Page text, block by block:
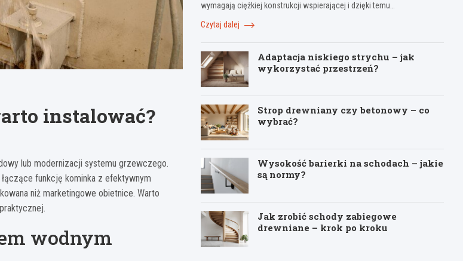
instalować?
lub modernizacji systemu grzewczego.
funkcję kominka z efektywnym
niż marketingowe obietnice. Warto
wodnym
wymagają ciężkiej konstrukcji wspierającej i dzięki temu…
Czytaj dalej
Adaptacja niskiego strychu – jak
wykorzystać przestrzeń?
Strop drewniany czy betonowy – co
wybrać?
Wysokość barierki na schodach – jakie
są normy?
Jak zrobić schody zabiegowe
drewniane – krok po kroku